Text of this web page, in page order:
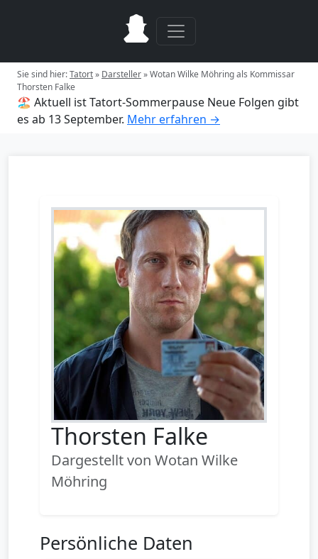
Sie sind hier:Tatort» Darsteller»Wotan Wilke Möhring als Kommissar
Thorsten Falke
🏖️ Aktuell ist Tatort-Sommerpause Neue Folgen gibt
es ab 13 September. Mehr erfahren →
Thorsten Falke
Dargestellt von Wotan Wilke
Möhring
Persönliche Daten